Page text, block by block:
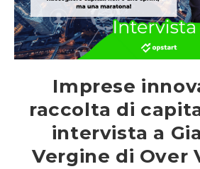
Imprese
raccolta di
intervista a
Vergine di Over